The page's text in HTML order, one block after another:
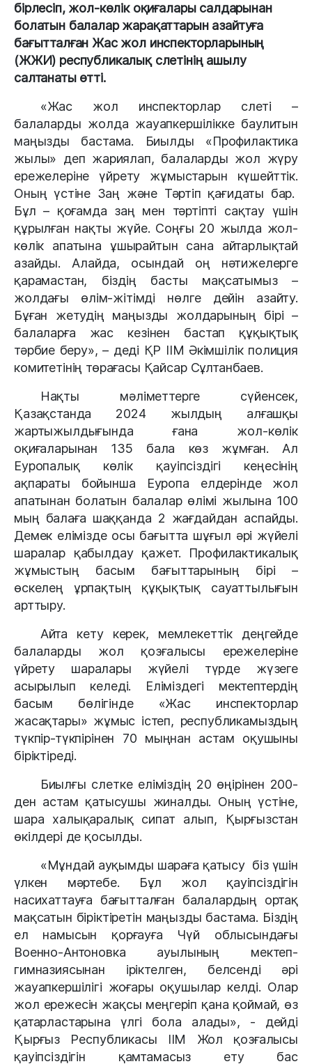
бірлесіп, жол-көлік оқиғалары салдарынан
болатын балалар жарақаттарын азайтуға
бағытталған Жас жол инспекторларының
(ЖЖИ) республикалық слетінің ашылу
салтанаты өтті.
«Жас жол инспекторлар слеті –
балаларды жолда жауапкершілікке баулитын
маңызды бастама. Биылды «Профилактика
жылы» деп жариялап, балаларды жол жүру
ережелеріне үйрету жұмыстарын күшейттік.
Оның үстіне Заң және Тәртіп қағидаты бар.
Бұл – қоғамда заң мен тәртіпті сақтау үшін
құрылған нақты жүйе. Соңғы 20 жылда жол-
көлік апатына ұшырайтын сана айтарлықтай
азайды. Алайда, осындай оң нәтижелерге
қарамастан, біздің басты мақсатымыз –
жолдағы өлім-жітімді нөлге дейін азайту.
Бұған жетудің маңызды жолдарының бірі –
балаларға жас кезінен бастап құқықтық
тәрбие беру», – деді ҚР ІІМ Әкімшілік полиция
комитетінің төрағасы Қайсар Сұлтанбаев.
Нақты мәліметтерге сүйенсек,
Қазақстанда 2024 жылдың алғашқы
жартыжылдығында ғана жол-көлік
оқиғаларынан 135 бала көз жұмған. Ал
Еуропалық көлік қауіпсіздігі кеңесінің
ақпараты бойынша Еуропа елдерінде жол
апатынан болатын балалар өлімі жылына 100
мың балаға шаққанда 2 жағдайдан аспайды.
Демек елімізде осы бағытта шұғыл әрі жүйелі
шаралар қабылдау қажет. Профилактикалық
жұмыстың басым бағыттарының бірі –
өскелең ұрпақтың құқықтық сауаттылығын
арттыру.
Айта кету керек, мемлекеттік деңгейде
балаларды жол қозғалысы ережелеріне
үйрету шаралары жүйелі түрде жүзеге
асырылып келеді. Еліміздегі мектептердің
басым бөлігінде «Жас инспекторлар
жасақтары» жұмыс істеп, республикамыздың
түкпір-түкпірінен 70 мыңнан астам оқушыны
біріктіреді.
Биылғы слетке еліміздің 20 өңірінен 200-
ден астам қатысушы жиналды. Оның үстіне,
шара халықаралық сипат алып, Қырғызстан
өкілдері де қосылды.
«Мұндай ауқымды шараға қатысу  біз үшін
үлкен мәртебе. Бұл жол қауіпсіздігін
насихаттауға бағытталған балалардың ортақ
мақсатын біріктіретін маңызды бастама. Біздің
ел намысын қорғауға Чүй облысындағы
Военно-Антоновка ауылының мектеп-
гимназиясынан іріктелген, белсенді әрі
жауапкершілігі жоғары оқушылар келді. Олар
жол ережесін жақсы меңгеріп қана қоймай, өз
қатарластарына үлгі бола алады», - дейді
Қырғыз Республикасы ІІМ Жол қозғалысы
қауіпсіздігін қамтамасыз ету бас